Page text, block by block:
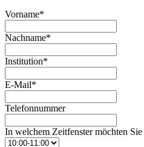
Vorname*
Nachname*
Institution*
E-Mail*
Telefonnummer
In welchem Zeitfenster möchten